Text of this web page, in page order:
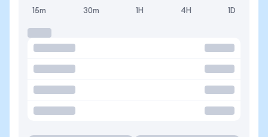
15m 30m 1H 4H 1D